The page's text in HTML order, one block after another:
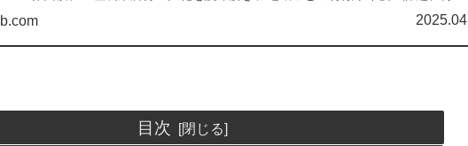
のヒントを探りま...
目次